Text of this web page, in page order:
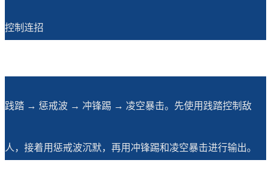
控制连招
践踏 → 惩戒波 → 冲锋踢 → 凌空暴击。先使用践踏控制敌
人，接着用惩戒波沉默，再用冲锋踢和凌空暴击进行输出。